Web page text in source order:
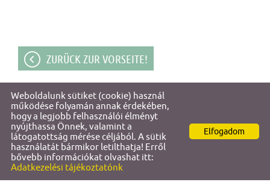
ZURÜCK ZUR VORSEITE!
© 2026 - Titi & Őri Apartments
Site Informationl Datenschutz l
Elfogadom
Weboldalunk sütiket (cookie) használ
működése folyamán annak érdekében,
hogy a legjobb felhasználói élményt
nyújthassa Önnek, valamint a
látogatottság mérése céljából. A sütik
használatát bármikor letilthatja! Erről
bővebb információkat olvashat itt:
Adatkezelési tájékoztatónk